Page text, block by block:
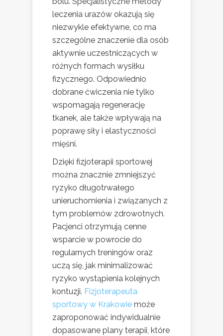
leczenia urazów okazują się
niezwykle efektywne, co ma
szczególne znaczenie dla osób
aktywnie uczestniczących w
różnych formach wysiłku
fizycznego. Odpowiednio
dobrane ćwiczenia nie tylko
wspomagają regenerację
tkanek, ale także wpływają na
poprawę siły i elastyczności
mięśni.
Dzięki fizjoterapii sportowej
można znacznie zmniejszyć
ryzyko długotrwałego
unieruchomienia i związanych z
tym problemów zdrowotnych.
Pacjenci otrzymują cenne
wsparcie w powrocie do
regularnych treningów oraz
uczą się, jak minimalizować
ryzyko wystąpienia kolejnych
kontuzji. Fizjoterapeuta
sportowy w Krakowie może
zaproponować indywidualnie
dopasowane plany terapii, które